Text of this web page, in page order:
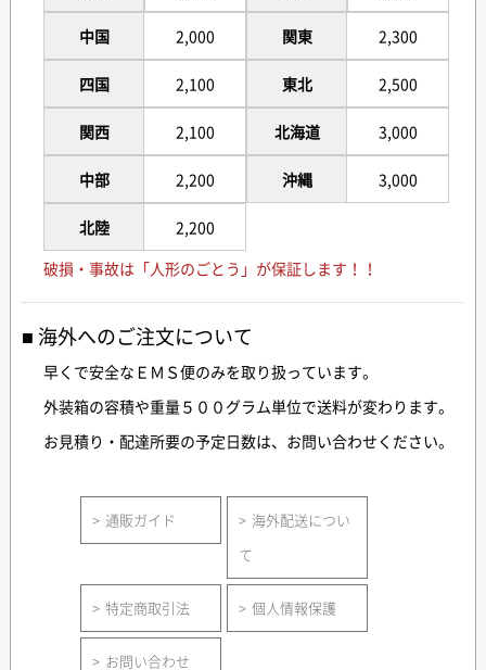
中国
四国
関西
中部
北陸
2,000
2,100
2,100
2,200
2,200
関東
東北
北海道
沖縄
2,300
2,500
3,000
3,000
破損・事故は「人形のごとう」が保証します！！
海外へのご注文について
早くで安全なＥＭＳ便のみを取り扱っています。
外装箱の容積や重量５００グラム単位で送料が変わります。
お見積り・配達所要の予定日数は、お問い合わせください。
通販ガイド
海外配送につい
て
特定商取引法 個人情報保護
お問い合わせ